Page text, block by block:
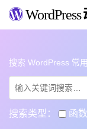
WordPress
搜索 WordPress 常
搜索类型： 函数